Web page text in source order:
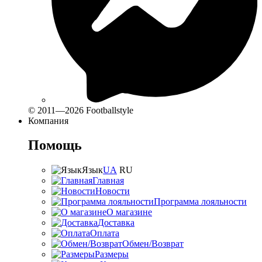
© 2011—2026 Footballstyle
Компания
Помощь
ЯзыкUA RU
Главная
Новости
Программа лояльности
О магазине
Доставка
Оплата
Обмен/Возврат
Размеры